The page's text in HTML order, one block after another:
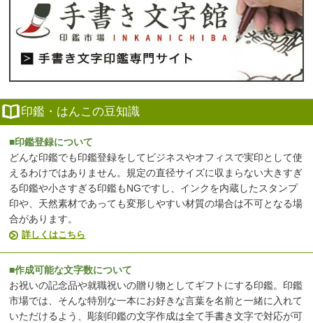
印鑑・はんこの豆知識
■印鑑登録について
どんな印鑑でも印鑑登録をしてビジネスやオフィスで実印として使
えるわけではありません。規定の直径サイズに収まらない大きすぎ
る印鑑や小さすぎる印鑑もNGですし、インクを内蔵したスタンプ
印や、天然素材であっても変形しやすい材質の場合は不可となる場
合があります。
詳しくはこちら
■作成可能な文字数について
お祝いの記念品や就職祝いの贈り物としてギフトにする印鑑。印鑑
市場では、そんな特別な一本にお好きな言葉を名前と一緒に入れて
いただけるよう、彫刻印鑑の文字作成は全て手書き文字で対応が可